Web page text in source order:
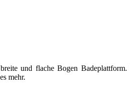
und flache Bogen Badeplattform.
mehr.